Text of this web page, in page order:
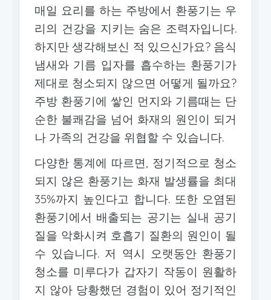
매일 요리를 하는 주방에서 환풍기는 우
리의 건강을 지키는 숨은 조력자입니다.
하지만 생각해보신 적 있으신가요? 음식
냄새와 기름 입자를 흡수하는 환풍기가
제대로 청소되지 않으면 어떻게 될까요?
주방 환풍기에 쌓인 먼지와 기름때는 단
순한 불쾌감을 넘어 화재의 원인이 되거
나 가족의 건강을 위협할 수 있습니다.
다양한 통계에 따르면, 정기적으로 청소
되지 않은 환풍기는 화재 발생률을 최대
35%까지 높인다고 합니다. 또한 오염된
환풍기에서 배출되는 공기는 실내 공기
질을 악화시켜 호흡기 질환의 원인이 될
수 있습니다. 저 역시 오랫동안 환풍기
청소를 미루다가 갑자기 작동이 원활하
지 않아 당황했던 경험이 있어 정기적인